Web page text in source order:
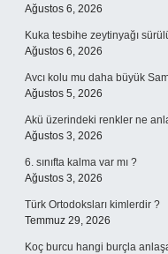
Ağustos 6, 2026
Kuka tesbihe zeytinyağı
Ağustos 6, 2026
Avcı kolu mu daha büyük
Ağustos 5, 2026
Akü üzerindeki renkler ne
Ağustos 3, 2026
6. sınıfta kalma var mı ?
Ağustos 3, 2026
Türk Ortodoksları kimlerdir ?
Temmuz 29, 2026
Koç burcu hangi burçla